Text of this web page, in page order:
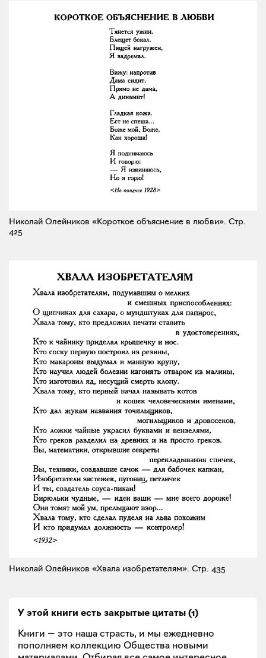
Николай Олейников «Короткое объяснение в любви». Стр.
425
Николай Олейников «Хвала изобретателям». Стр. 435
У этой книги есть закрытые цитаты (1)
Книги — это наша страсть, и мы ежедневно
пополняем коллекцию Общества новыми